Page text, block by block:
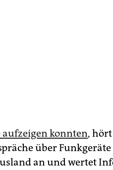
konnten,
über
an und wertet